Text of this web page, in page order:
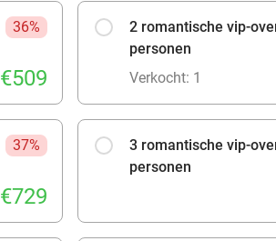
36%
€509
2 romantische vip-
personen
Verkocht: 1
37%
€729
3 romantische vip-
personen